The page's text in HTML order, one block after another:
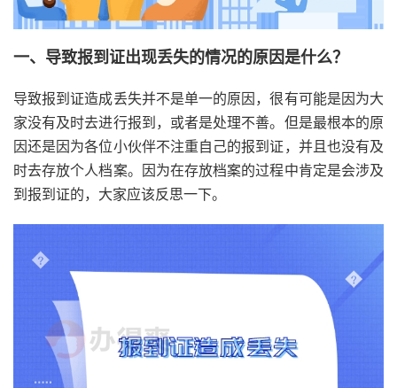
一、导致报到证出现丢失的情况的原因是什么？
导致报到证造成丢失并不是单一的原因，很有可能是因为大
家没有及时去进行报到，或者是处理不善。但是最根本的原
因还是因为各位小伙伴不注重自己的报到证，并且也没有及
时去存放个人档案。因为在存放档案的过程中肯定是会涉及
到报到证的，大家应该反思一下。